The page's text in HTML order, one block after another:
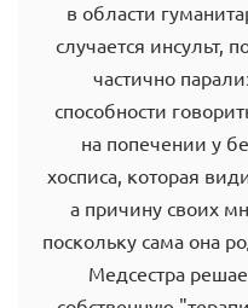
в области
случается инсульт,
частично
способности
на попечении у
хосписа, которая
а причину своих
поскольку сама она
Медсестра